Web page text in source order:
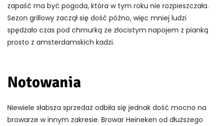
zapaść ma być pogoda, która w tym roku nie rozpieszczała.
Sezon grillowy zaczął się dość późno, więc mniej ludzi
spędzało czas pod chmurką ze złocistym napojem z pianką
prosto z amsterdamskich kadzi.
Notowania
Niewiele słabsza sprzedaż odbiła się jednak dość mocno na
browarze w innym zakresie. Browar Heineken od dłuższego